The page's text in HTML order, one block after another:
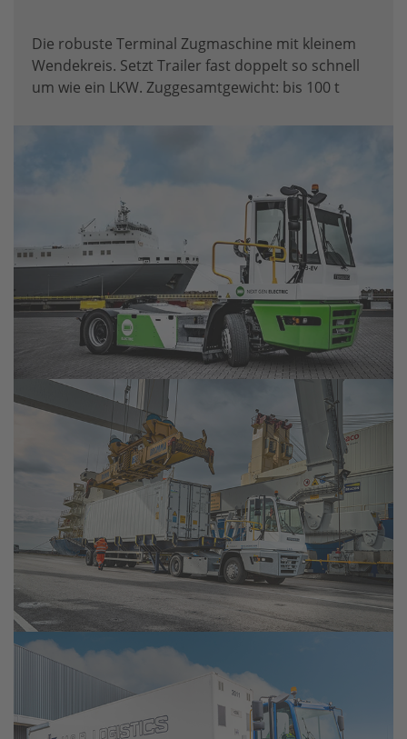
Die robuste Terminal Zugmaschine mit kleinem
Wendekreis. Setzt Trailer fast doppelt so schnell
um wie ein LKW. Zuggesamtgewicht: bis 100 t